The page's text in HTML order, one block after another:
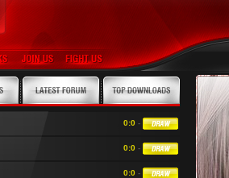
0:0-
0:0-
0:0-